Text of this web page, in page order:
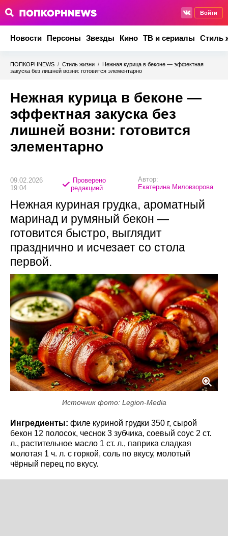
Войти
Новости Персоны Звезды Кино ТВ и сериалы Стиль
ПОПКОРНNEWS / Стиль жизни / Нежная курица в беконе — эффектная
закуска без лишней возни: готовится элементарно
Нежная курица в беконе —
эффектная закуска без
лишней возни: готовится
элементарно
09.02.2026
19:04
Проверено
редакцией
Автор:
Екатерина Миловзорова
Нежная куриная грудка, ароматный
маринад и румяный бекон —
готовится быстро, выглядит
празднично и исчезает со стола
первой.
Источник фото: Legion-Media
Ингредиенты: филе куриной грудки 350 г, сырой
бекон 12 полосок, чеснок 3 зубчика, соевый соус 2 ст.
л., растительное масло 1 ст. л., паприка сладкая
молотая 1 ч. л. с горкой, соль по вкусу, молотый
чёрный перец по вкусу.